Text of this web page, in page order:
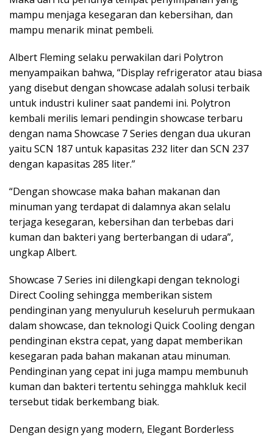
mampu menjaga kesegaran dan kebersihan, dan
mampu menarik minat pembeli.
Albert Fleming selaku perwakilan dari Polytron
menyampaikan bahwa, “Display refrigerator atau biasa
yang disebut dengan showcase adalah solusi terbaik
untuk industri kuliner saat pandemi ini. Polytron
kembali merilis lemari pendingin showcase terbaru
dengan nama Showcase 7 Series dengan dua ukuran
yaitu SCN 187 untuk kapasitas 232 liter dan SCN 237
dengan kapasitas 285 liter.”
“Dengan showcase maka bahan makanan dan
minuman yang terdapat di dalamnya akan selalu
terjaga kesegaran, kebersihan dan terbebas dari
kuman dan bakteri yang berterbangan di udara”,
ungkap Albert.
Showcase 7 Series ini dilengkapi dengan teknologi
Direct Cooling sehingga memberikan sistem
pendinginan yang menyuluruh keseluruh permukaan
dalam showcase, dan teknologi Quick Cooling dengan
pendinginan ekstra cepat, yang dapat memberikan
kesegaran pada bahan makanan atau minuman.
Pendinginan yang cepat ini juga mampu membunuh
kuman dan bakteri tertentu sehingga mahkluk kecil
tersebut tidak berkembang biak.
Dengan design yang modern, Elegant Borderless